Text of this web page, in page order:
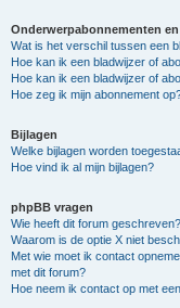
Onderwerpabonnementen
Wat is het verschil tussen een
Hoe kan ik een bladwijzer of
Hoe kan ik een bladwijzer of
Hoe zeg ik mijn abonnement
Bijlagen
Welke bijlagen worden
Hoe vind ik al mijn bijlagen?
phpBB vragen
Wie heeft dit forum geschreven?
Waarom is de optie X niet
Met wie moet ik contact
met dit forum?
Hoe neem ik contact op met